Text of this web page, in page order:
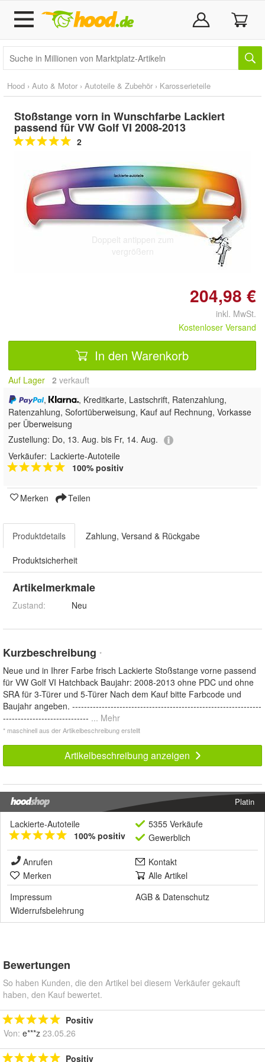
Hood › Auto & Motor › Autoteile & Zubehör › Karosserieteile
Stoßstange vorn in Wunschfarbe Lackiert
passend für VW Golf VI 2008-2013
2
Doppelt antippen zum
vergrößern
204,98 €
inkl. MwSt.
Kostenloser Versand
In den Warenkorb
Auf Lager 2 verkauft
,
, Kreditkarte, Lastschrift, Ratenzahlung,
Ratenzahlung, Sofortüberweisung, Kauf auf Rechnung, Vorkasse
per Überweisung
Zustellung: Do, 13. Aug. bis Fr, 14. Aug.
Verkäufer: Lackierte-Autoteile
100% positiv
Merken Teilen
Produktdetails Zahlung, Versand & Rückgabe
Produktsicherheit
Artikelmerkmale
Zustand: Neu
Kurzbeschreibung *
Neue und in Ihrer Farbe frisch Lackierte Stoßstange vorne passend
für VW Golf VI Hatchback Baujahr: 2008-2013 ohne PDC und ohne
SRA für 3-Türer und 5-Türer Nach dem Kauf bitte Farbcode und
Baujahr angeben. ----------------------------------------------------------------
----------------------------- ... Mehr
* maschinell aus der Artikelbeschreibung erstellt
Artikelbeschreibung anzeigen
Platin
Lackierte-Autoteile
100% positiv
5355 Verkäufe
Gewerblich
Anrufen
Kontakt
Merken
Alle Artikel
Impressum
AGB & Datenschutz
Widerrufsbelehrung
Bewertungen
So haben Kunden, die den Artikel bei diesem Verkäufer gekauft
haben, den Kauf bewertet.
Positiv
Von: e***z 23.05.26
Positiv